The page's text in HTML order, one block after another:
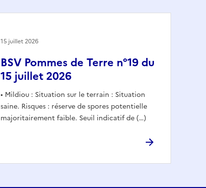
BSV Pommes de Terre n°19 du
15 juillet 2026
• Mildiou : Situation sur le terrain : Situation
saine. Risques : réserve de spores potentielle
majoritairement faible. Seuil indicatif de (…)
15 juillet 2026